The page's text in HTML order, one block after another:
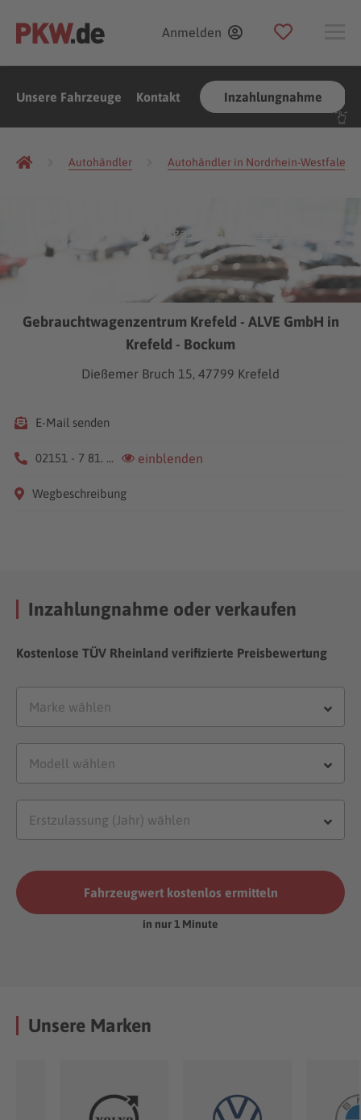
Anmelden
Unsere Fahrzeuge Kontakt Inzahlungnahme
Autohändler Autohändler in Nordrhein-Westfalen
(Foto: Gargantiopa/
Gebrauchtwagenzentrum Krefeld - ALVE GmbH in
Krefeld - Bockum
Dießemer Bruch 15, 47799 Krefeld
E-Mail senden
02151 - 7 81. ... einblenden
Wegbeschreibung
Inzahlungnahme oder verkaufen
Kostenlose TÜV Rheinland verifizierte Preisbewertung
Fahrzeugwert kostenlos ermitteln
in nur 1 Minute
Unsere Marken